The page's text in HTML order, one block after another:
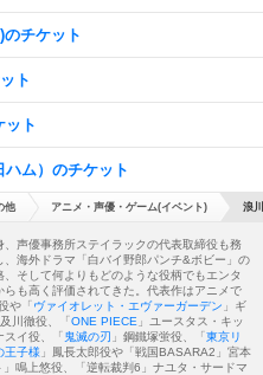
チケット
ト
ット
ム）のチケット
他 アニメ・声優・ゲーム(イベント) 浪
声優事務所ステイラックの代表取締役も務
海外ドラマ「白バイ野郎パンチ&ボビー」の
そして何よりもどのような役柄でもエンタ
も高く評価されてきた。代表作はアニメで
や「ヴァイオレット・エヴァーガーデン 」ギ
川徹役、「ONE PIECE 」ユースタス・キッ
スイ役、「鬼滅の刃 」鋼鐵塚蛍役、「東京リ
王子様 」鳳長太郎役や「戦国BASARA2」宮本
鳴上悠役、「逆転裁判6」ナユタ・サードマ